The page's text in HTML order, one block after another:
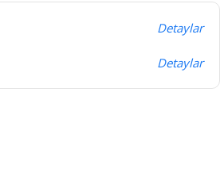
Detaylar
Detaylar